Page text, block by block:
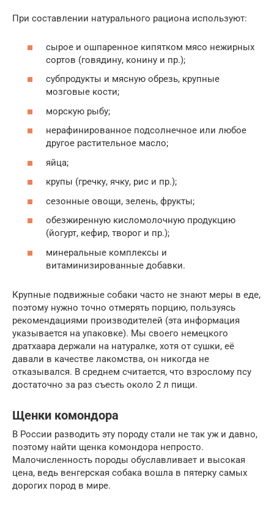
При составлении натурального рациона используют:
сырое и ошпаренное кипятком мясо нежирных
сортов (говядину, конину и пр.);
субпродукты и мясную обрезь, крупные
мозговые кости;
морскую рыбу;
нерафинированное подсолнечное или любое
другое растительное масло;
яйца;
крупы (гречку, ячку, рис и пр.);
сезонные овощи, зелень, фрукты;
обезжиренную кисломолочную продукцию
(йогурт, кефир, творог и пр.);
минеральные комплексы и
витаминизированные добавки.
Крупные подвижные собаки часто не знают меры в еде,
поэтому нужно точно отмерять порцию, пользуясь
рекомендациями производителей (эта информация
указывается на упаковке). Мы своего немецкого
дратхаара держали на натуралке, хотя от сушки, её
давали в качестве лакомства, он никогда не
отказывался. В среднем считается, что взрослому псу
достаточно за раз съесть около 2 л пищи.
Щенки комондора
В России разводить эту породу стали не так уж и давно,
поэтому найти щенка комондора непросто.
Малочисленность породы обуславливает и высокая
цена, ведь венгерская собака вошла в пятерку самых
дорогих пород в мире.